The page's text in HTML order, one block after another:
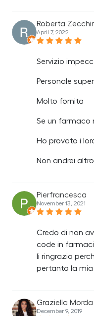
Roberta
April 7, 2022
Servizio
Personale
Molto fornita
Se un farmaco
Ho provato i
Non andrei
Pierfrancesca
November 13, 2021
Credo di non
code in
li ringrazio
pertanto la
Graziella Morda
December 9, 2019